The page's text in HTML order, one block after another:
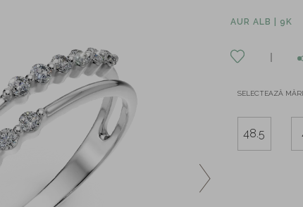
AUR ALB | 9K
SELECTEAZĂ
48.5